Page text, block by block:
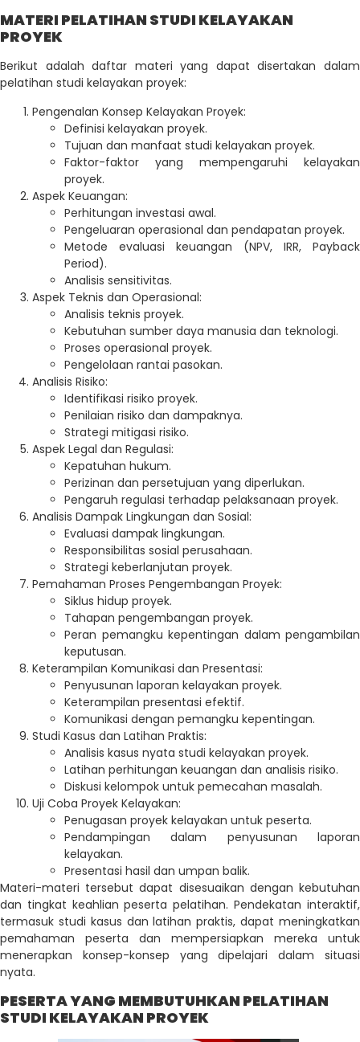
MATERI PELATIHAN STUDI KELAYAKAN
PROYEK
Berikut adalah daftar materi yang dapat disertakan dalam
pelatihan studi kelayakan proyek:
Pengenalan Konsep Kelayakan Proyek:
Definisi kelayakan proyek.
Tujuan dan manfaat studi kelayakan proyek.
Faktor-faktor yang mempengaruhi kelayakan
proyek.
Aspek Keuangan:
Perhitungan investasi awal.
Pengeluaran operasional dan pendapatan proyek.
Metode evaluasi keuangan (NPV, IRR, Payback
Period).
Analisis sensitivitas.
Aspek Teknis dan Operasional:
Analisis teknis proyek.
Kebutuhan sumber daya manusia dan teknologi.
Proses operasional proyek.
Pengelolaan rantai pasokan.
Analisis Risiko:
Identifikasi risiko proyek.
Penilaian risiko dan dampaknya.
Strategi mitigasi risiko.
Aspek Legal dan Regulasi:
Kepatuhan hukum.
Perizinan dan persetujuan yang diperlukan.
Pengaruh regulasi terhadap pelaksanaan proyek.
Analisis Dampak Lingkungan dan Sosial:
Evaluasi dampak lingkungan.
Responsibilitas sosial perusahaan.
Strategi keberlanjutan proyek.
Pemahaman Proses Pengembangan Proyek:
Siklus hidup proyek.
Tahapan pengembangan proyek.
Peran pemangku kepentingan dalam pengambilan
keputusan.
Keterampilan Komunikasi dan Presentasi:
Penyusunan laporan kelayakan proyek.
Keterampilan presentasi efektif.
Komunikasi dengan pemangku kepentingan.
Studi Kasus dan Latihan Praktis:
Analisis kasus nyata studi kelayakan proyek.
Latihan perhitungan keuangan dan analisis risiko.
Diskusi kelompok untuk pemecahan masalah.
Uji Coba Proyek Kelayakan:
Penugasan proyek kelayakan untuk peserta.
Pendampingan dalam penyusunan laporan
kelayakan.
Presentasi hasil dan umpan balik.
Materi-materi tersebut dapat disesuaikan dengan kebutuhan
dan tingkat keahlian peserta pelatihan. Pendekatan interaktif,
termasuk studi kasus dan latihan praktis, dapat meningkatkan
pemahaman peserta dan mempersiapkan mereka untuk
menerapkan konsep-konsep yang dipelajari dalam situasi
nyata.
PESERTA YANG MEMBUTUHKAN PELATIHAN
STUDI KELAYAKAN PROYEK